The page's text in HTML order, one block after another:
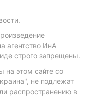
агентство ИнА
строго запрещены.
на этом сайте со
не подлежат
распространению в